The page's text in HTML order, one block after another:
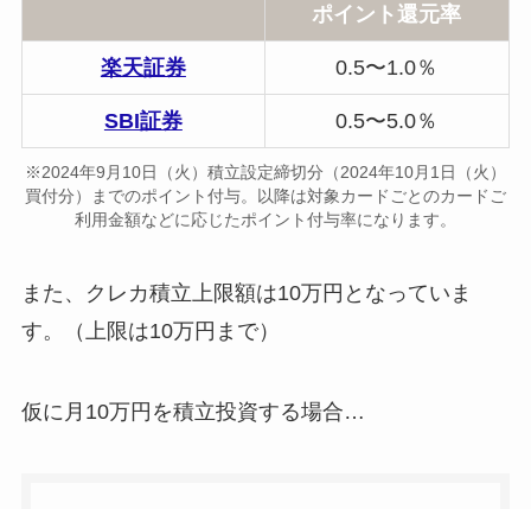
ポイント還元率
楽天証券 0.5〜1.0％
SBI証券 0.5〜5.0％
※2024年9月10日（火）積立設定締切分（2024年10月1日（火）
買付分）までのポイント付与。以降は対象カードごとのカードご
利用金額などに応じたポイント付与率になります。
また、クレカ積立上限額は10万円となっていま
す。（上限は10万円まで）
仮に月10万円を積立投資する場合…